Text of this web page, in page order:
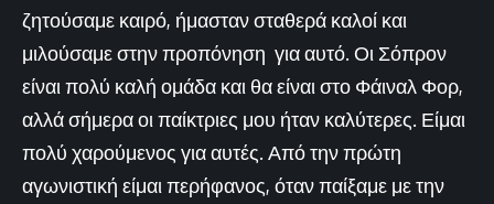
ζητούσαμε καιρό, ήμασταν σταθερά καλοί και
μιλούσαμε στην προπόνηση για αυτό. Οι Σόπρον
είναι πολύ καλή ομάδα και θα είναι στο Φάιναλ Φορ,
αλλά σήμερα οι παίκτριες μου ήταν καλύτερες. Είμαι
πολύ χαρούμενος για αυτές. Από την πρώτη
αγωνιστική είμαι περήφανος, όταν παίξαμε με την